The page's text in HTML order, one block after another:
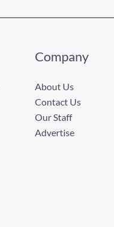
Company
About Us
Contact Us
Our Staff
Advertise